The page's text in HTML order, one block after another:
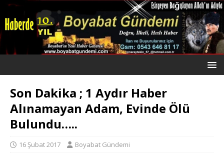
Son Dakika ; 1 Aydır Haber
Alınamayan Adam, Evinde Ölü
Bulundu…..
16 Şubat 2017 Boyabat Gündemi